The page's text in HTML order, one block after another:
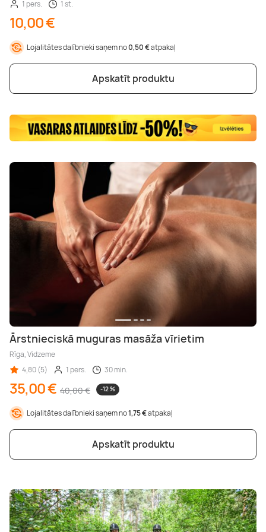
1 pers.
1 st.
10,00 €
Lojalitātes dalībnieki saņem no0,50 €atpakaļ
Apskatīt produktu
Ārstnieciskā muguras masāža vīrietim
Rīga, Vidzeme
4,80 (5)
1 pers. 30 min.
35,00 € 40,00 € -12 %
Lojalitātes dalībnieki saņem no1,75 €atpakaļ
Apskatīt produktu